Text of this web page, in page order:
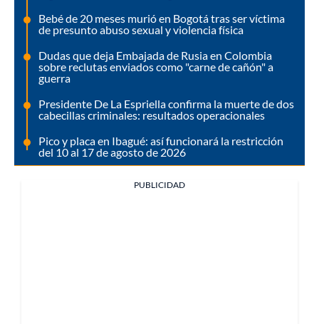
Bebé de 20 meses murió en Bogotá tras ser víctima
de presunto abuso sexual y violencia física
Dudas que deja Embajada de Rusia en Colombia
sobre reclutas enviados como "carne de cañón" a
guerra
Presidente De La Espriella confirma la muerte de dos
cabecillas criminales: resultados operacionales
Pico y placa en Ibagué: así funcionará la restricción
del 10 al 17 de agosto de 2026
PUBLICIDAD